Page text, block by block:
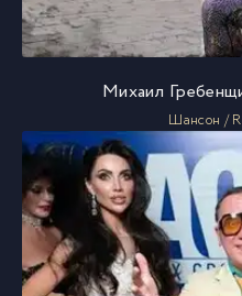
Михаил
Шансон /